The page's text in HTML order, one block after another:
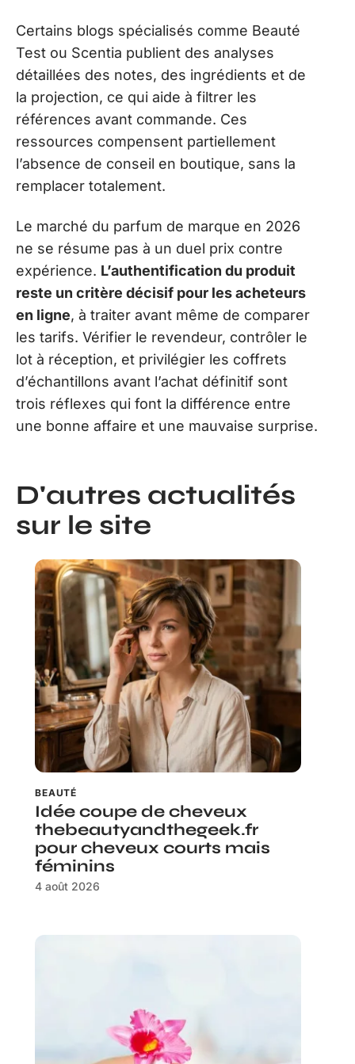
Certains blogs spécialisés comme Beauté
Test ou Scentia publient des analyses
détaillées des notes, des ingrédients et de
la projection, ce qui aide à filtrer les
références avant commande. Ces
ressources compensent partiellement
l’absence de conseil en boutique, sans la
remplacer totalement.
Le marché du parfum de marque en 2026
ne se résume pas à un duel prix contre
expérience. L’authentification du produit
reste un critère décisif pour les acheteurs
en ligne, à traiter avant même de comparer
les tarifs. Vérifier le revendeur, contrôler le
lot à réception, et privilégier les coffrets
d’échantillons avant l’achat définitif sont
trois réflexes qui font la différence entre
une bonne affaire et une mauvaise surprise.
D'autres actualités
sur le site
BEAUTÉ
Idée coupe de cheveux
thebeautyandthegeek.fr
pour cheveux courts mais
féminins
4 août 2026